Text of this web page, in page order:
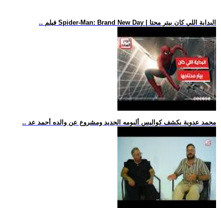
.. فيلم Spider-Man: Brand New Day | البداية اللي كان بيتر محتا
.. محمد عدوية يكشف كواليس ألبومه الجديد ومشروع عن والده أحمد عد